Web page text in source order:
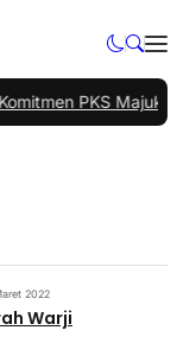
PKS Majukan
2022
Warji